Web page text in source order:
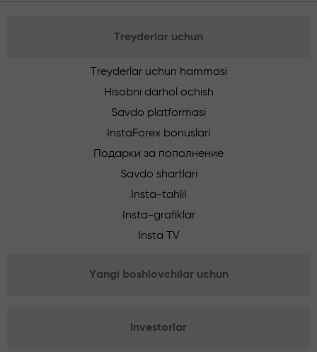
Treyderlar uchun
Treyderlar uchun hammasi
Hisobni darhol ochish
Savdo platformasi
InstaForex bonuslari
Подарки за пополнение
Savdo shartlari
Insta-tahlil
Insta-grafiklar
Insta TV
Yangi boshlovchilar uchun
Investorlar